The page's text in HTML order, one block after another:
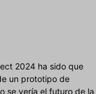
2024 ha sido que
un prototipo de
se vería el futuro de la